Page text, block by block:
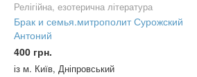
Релігійна, езотерична література
Брак и семья.митрополит Сурожский
Антоний
400 грн.
із м. Київ, Дніпровський